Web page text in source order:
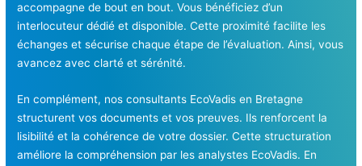
accompagne de bout en bout. Vous bénéficiez d’un
interlocuteur dédié et disponible. Cette proximité facilite les
échanges et sécurise chaque étape de l’évaluation. Ainsi, vous
avancez avec clarté et sérénité.
En complément, nos consultants EcoVadis en Bretagne
structurent vos documents et vos preuves. Ils renforcent la
lisibilité et la cohérence de votre dossier. Cette structuration
améliore la compréhension par les analystes EcoVadis. En